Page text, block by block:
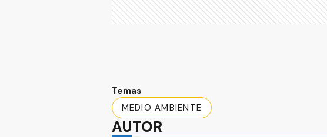
Temas
MEDIO AMBIENTE
AUTOR